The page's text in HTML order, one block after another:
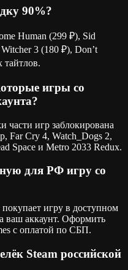
90%?
Human (299 ₽), Sid
3 (180 ₽), Don’t
тайтлов.
игры со
части игр заблокирована
Far Cry 4, Watch_Dogs 2,
Space и Metro 2033 Redux.
для РФ игру со
игру в доступном
ваш аккаунт. Оформить
с оплатой по СБП.
Steam российской